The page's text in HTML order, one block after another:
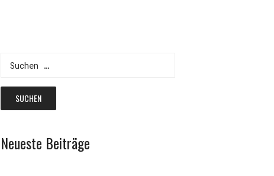
Suchen
Neueste Beiträge